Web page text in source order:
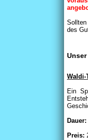
des
Waldi-
Ein
Dauer:
Preis: